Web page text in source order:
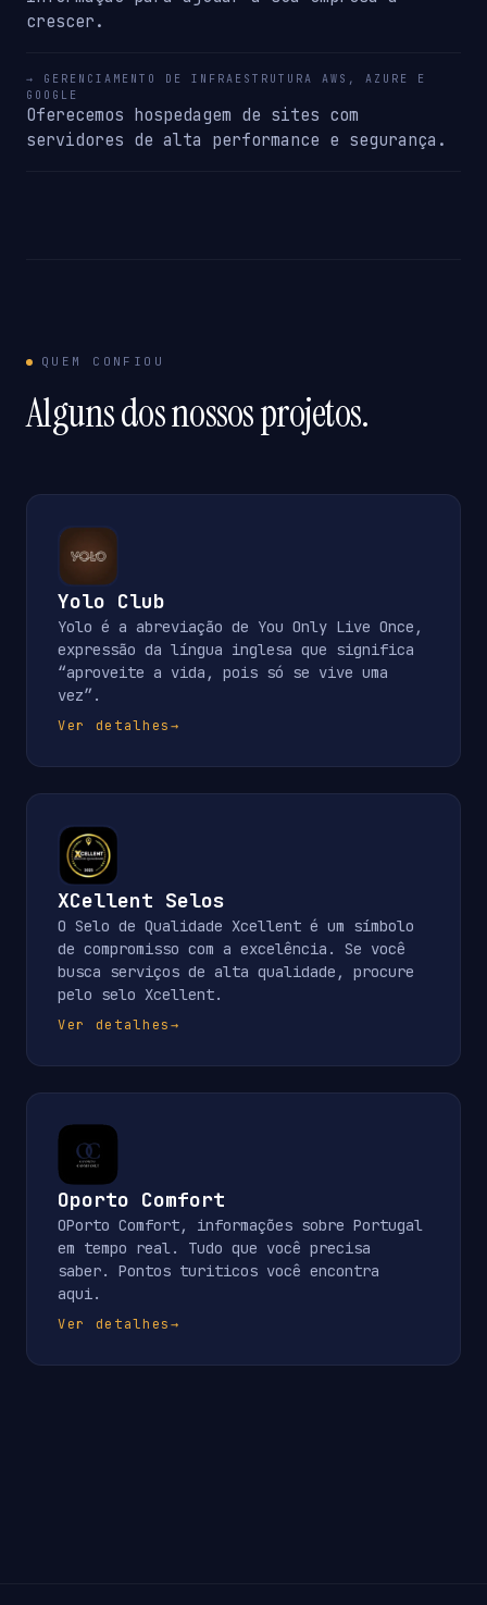
crescer.
→ GERENCIAMENTO DE INFRAESTRUTURA AWS, AZURE E
GOOGLE
Oferecemos hospedagem de sites com
servidores de alta performance e segurança.
QUEM CONFIOU
Alguns dos nossos projetos.
Yolo Club
Yolo é a abreviação de You Only Live Once,
expressão da língua inglesa que significa
“aproveite a vida, pois só se vive uma
vez”.
Ver detalhes→
XCellent Selos
O Selo de Qualidade Xcellent é um símbolo
de compromisso com a excelência. Se você
busca serviços de alta qualidade, procure
pelo selo Xcellent.
Ver detalhes→
Oporto Comfort
OPorto Comfort, informações sobre Portugal
em tempo real. Tudo que você precisa
saber. Pontos turiticos você encontra
aqui.
Ver detalhes→